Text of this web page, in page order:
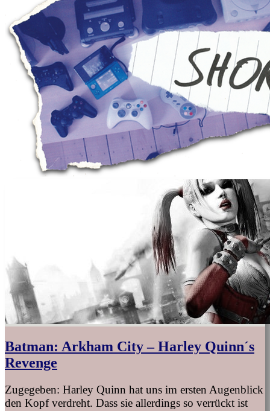
Batman: Arkham City – Harley Quinn´s
Revenge
Zugegeben: Harley Quinn hat uns im ersten Augenblick
den Kopf verdreht. Dass sie allerdings so verrückt ist